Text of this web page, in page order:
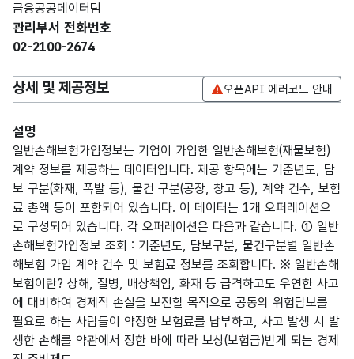
금융공공데이터팀
관리부서 전화번호
02-2100-2674
상세 및 제공정보 오픈API 에러코드 안내
설명
일반손해보험가입정보는 기업이 가입한 일반손해보험(재물보험)
계약 정보를 제공하는 데이터입니다. 제공 항목에는 기준년도, 담
보 구분(화재, 폭발 등), 물건 구분(공장, 창고 등), 계약 건수, 보험
료 총액 등이 포함되어 있습니다. 이 데이터는 1개 오퍼레이션으
로 구성되어 있습니다. 각 오퍼레이션은 다음과 같습니다. ① 일반
손해보험가입정보 조회 : 기준년도, 담보구분, 물건구분별 일반손
해보험 가입 계약 건수 및 보험료 정보를 조회합니다. ※ 일반손해
보험이란? 상해, 질병, 배상책임, 화재 등 급격하고도 우연한 사고
에 대비하여 경제적 손실을 보전할 목적으로 공동의 위험담보를
필요로 하는 사람들이 약정한 보험료를 납부하고, 사고 발생 시 발
생한 손해를 약관에서 정한 바에 따라 보상(보험금)받게 되는 경제